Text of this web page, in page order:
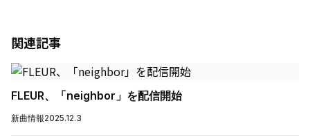
関連記事
FLEUR、「neighbor」を配信開始
新曲情報2025.12.3